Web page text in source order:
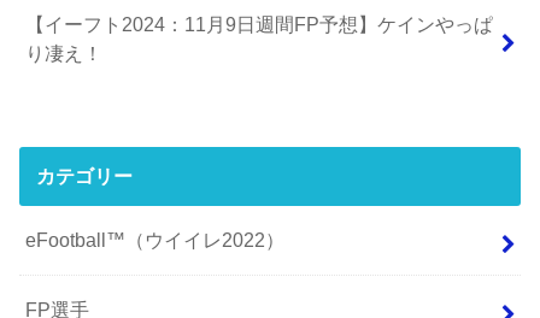
【イーフト2024：11月9日週間FP予想】ケインやっぱ
り凄え！
カテゴリー
eFootball™（ウイイレ2022）
FP選手